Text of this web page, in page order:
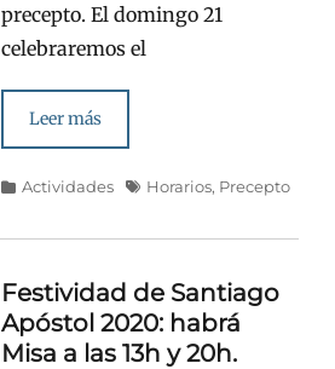
precepto. El domingo 21
celebraremos el
Leer más
Categorías
Actividades Etiquetas
Horarios, Precepto
Festividad de Santiago
Apóstol 2020: habrá
Misa a las 13h y 20h.